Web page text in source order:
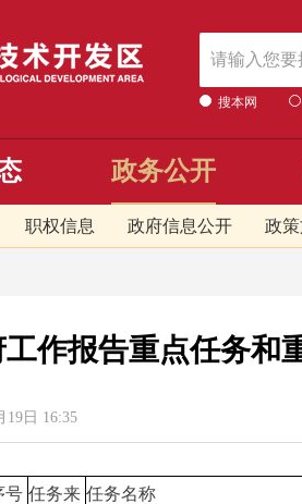
搜本网
政务公开
职权信息 政府信息公开 政
工作报告重点任务和
日 16:35
号 任务来 任务名称